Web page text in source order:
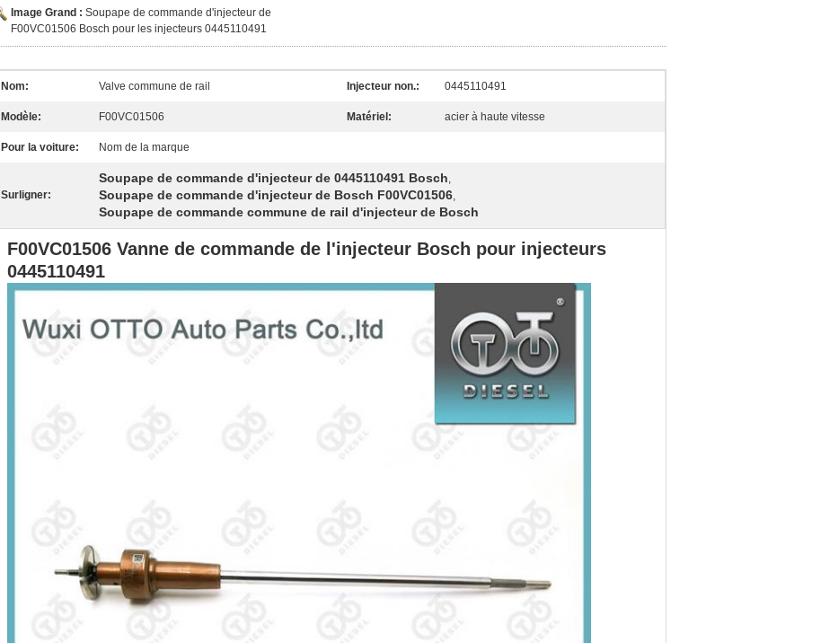
Image Grand : Soupape de commande d'injecteur de
F00VC01506 Bosch pour les injecteurs 0445110491
Nom: Valve commune de rail Injecteur non.: 0445110491
Modèle: F00VC01506 Matériel: acier à haute vitesse
Pour la voiture: Nom de la marque
Surligner:
Soupape de commande d'injecteur de 0445110491 Bosch,
Soupape de commande d'injecteur de Bosch F00VC01506,
Soupape de commande commune de rail d'injecteur de Bosch
F00VC01506 Vanne de commande de l'injecteur Bosch pour injecteurs
0445110491